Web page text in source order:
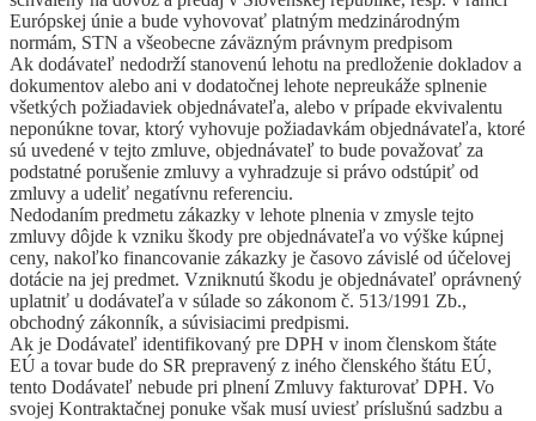
Európskej únie a bude vyhovovať platným medzinárodným
normám, STN a všeobecne záväzným právnym predpisom
Ak dodávateľ nedodrží stanovenú lehotu na predloženie dokladov a
dokumentov alebo ani v dodatočnej lehote nepreukáže splnenie
všetkých požiadaviek objednávateľa, alebo v prípade ekvivalentu
neponúkne tovar, ktorý vyhovuje požiadavkám objednávateľa, ktoré
sú uvedené v tejto zmluve, objednávateľ to bude považovať za
podstatné porušenie zmluvy a vyhradzuje si právo odstúpiť od
zmluvy a udeliť negatívnu referenciu.
Nedodaním predmetu zákazky v lehote plnenia v zmysle tejto
zmluvy dôjde k vzniku škody pre objednávateľa vo výške kúpnej
ceny, nakoľko financovanie zákazky je časovo závislé od účelovej
dotácie na jej predmet. Vzniknutú škodu je objednávateľ oprávnený
uplatniť u dodávateľa v súlade so zákonom č. 513/1991 Zb.,
obchodný zákonník, a súvisiacimi predpismi.
Ak je Dodávateľ identifikovaný pre DPH v inom členskom štáte
EÚ a tovar bude do SR prepravený z iného členského štátu EÚ,
tento Dodávateľ nebude pri plnení Zmluvy fakturovať DPH. Vo
svojej Kontraktačnej ponuke však musí uviesť príslušnú sadzbu a